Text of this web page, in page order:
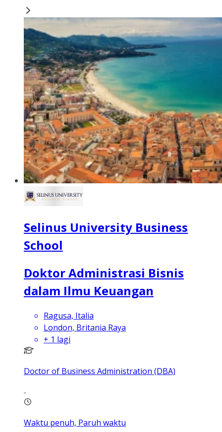
Selinus University Business
School
Doktor Administrasi Bisnis
dalam Ilmu Keuangan
Ragusa, Italia
London, Britania Raya
+ 1 lagi
Doctor of Business Administration (DBA)
Waktu penuh, Paruh waktu